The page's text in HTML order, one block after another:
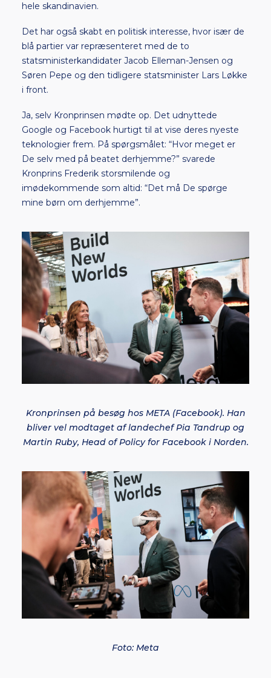
hele skandinavien.
Det har også skabt en politisk interesse, hvor især de
blå partier var repræsenteret med de to
statsministerkandidater Jacob Elleman-Jensen og
Søren Pepe og den tidligere statsminister Lars Løkke
i front.
Ja, selv Kronprinsen mødte op. Det udnyttede
Google og Facebook hurtigt til at vise deres nyeste
teknologier frem. På spørgsmålet: “Hvor meget er
De selv med på beatet derhjemme?” svarede
Kronprins Frederik storsmilende og
imødekommende som altid: “Det må De spørge
mine børn om derhjemme”.
Kronprinsen på besøg hos META (Facebook). Han
bliver vel modtaget af landechef Pia Tandrup og
Martin Ruby, Head of Policy for Facebook i Norden.
Foto: Meta